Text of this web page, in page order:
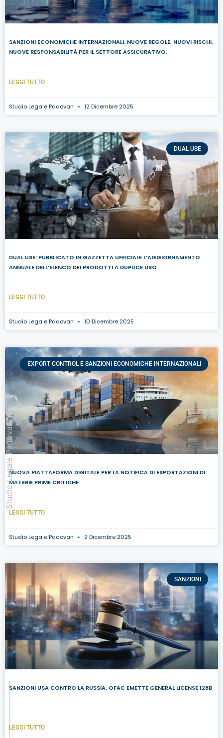
Studio Legale Padovan
SANZIONI ECONOMICHE INTERNAZIONALI: NUOVE REGOLE, NUOVI RISCHI,
NUOVE RESPONSABILITÀ PER IL SETTORE ASSICURATIVO.
LEGGI TUTTO
Studio Legale Padovan 12 Dicembre 2025
DUAL USE
DUAL USE: PUBBLICATO IN GAZZETTA UFFICIALE L’AGGIORNAMENTO
ANNUALE DELL’ELENCO DEI PRODOTTI A DUPLICE USO
LEGGI TUTTO
Studio Legale Padovan 10 Dicembre 2025
EXPORT CONTROL E SANZIONI ECONOMICHE INTERNAZIONALI
NUOVA PIATTAFORMA DIGITALE PER LA NOTIFICA DI ESPORTAZIONI DI
MATERIE PRIME CRITICHE
LEGGI TUTTO
Studio Legale Padovan 9 Dicembre 2025
SANZIONI
SANZIONI USA CONTRO LA RUSSIA: OFAC EMETTE GENERAL LICENSE 128B
LEGGI TUTTO